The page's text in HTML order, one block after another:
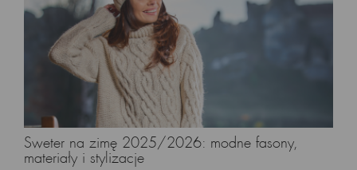
Sweter na zimę 2025/2026: modne fasony,
materiały i stylizacje